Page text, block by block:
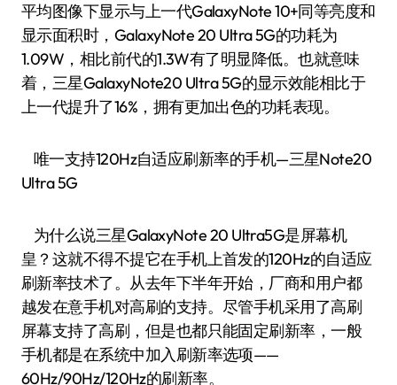
平均图像下显示与上一代GalaxyNote 10+同等亮度和
显示面积时，GalaxyNote 20 Ultra 5G的功耗为
1.09W，相比前代的1.3W有了明显降低。也就意味
着，三星GalaxyNote20 Ultra 5G的显示效能相比于
上一代提升了16%，拥有更加出色的功耗表现。
唯一支持120Hz自适应刷新率的手机—三星Note20
Ultra 5G
为什么说三星GalaxyNote 20 Ultra5G是屏幕机
皇？这就不得不提它在手机上首发的120Hz的自适应
刷新率技术了。从去年下半年开始，厂商和用户都
越发在意手机对高刷的支持。尽管手机采用了高刷
屏幕支持了高刷，但是也都只能固定刷新率，一般
手机都是在系统中加入刷新率选项——
60Hz/90Hz/120Hz的刷新率。